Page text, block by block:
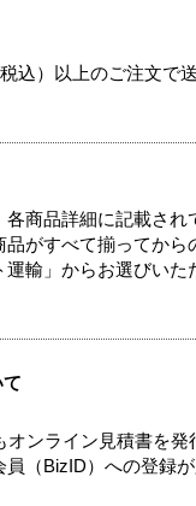
込）以上のご注文で
商品詳細に記載され
がすべて揃ってから
輸」からお選びいた
ンライン見積書を発
（BizID）への登録が